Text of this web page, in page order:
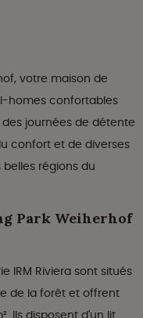
votre maison de
homes confortables
journées de détente
confort et de diverses
régions du
Park Weiherhof
IRM Riviera sont situés
de la forêt et offrent